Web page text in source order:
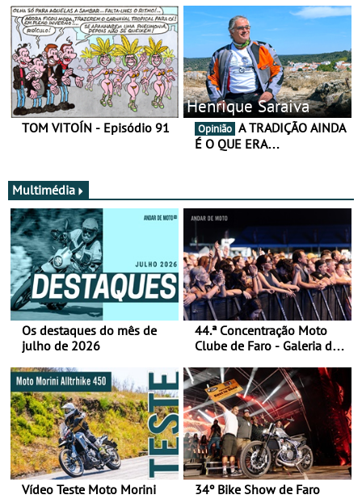
TOM VITOÍN - Episódio 91
Henrique Saraiva
Opinião
É O QUE ERA…
Multimédia
Os destaques do mês de
julho de 2026
44.ª Concentração Moto
Clube de Faro - Galeria de
Vídeo Teste Moto Morini
34º Bike Show de Faro